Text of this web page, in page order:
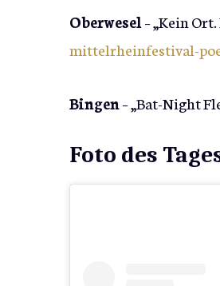
Oberwesel– „Kein
mittelrheinfestival-
Bingen– „Bat-Night
Foto des